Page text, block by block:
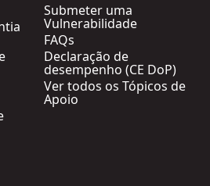
Submeter uma
Vulnerabilidade
FAQs
Declaração de
desempenho (CE DoP)
Ver todos os Tópicos de
Apoio